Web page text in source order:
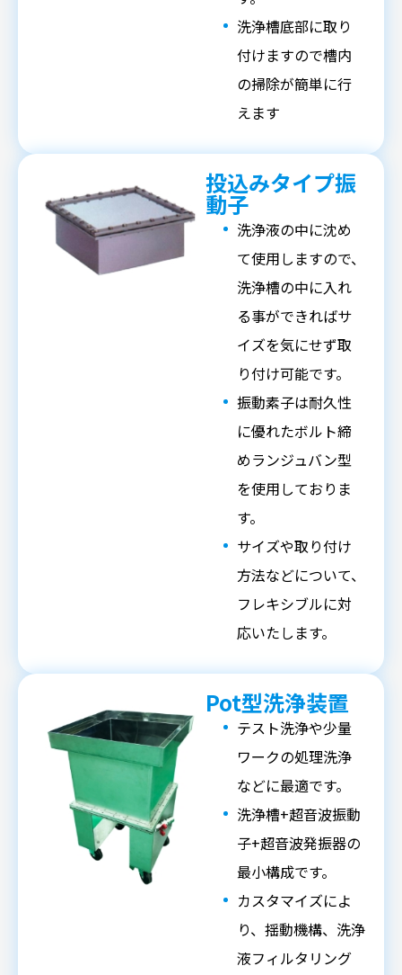
洗浄槽底部に取り
付けますので槽内
の掃除が簡単に行
えます
投込みタイプ振
動子
洗浄液の中に沈め
て使用しますので、
洗浄槽の中に入れ
る事ができればサ
イズを気にせず取
り付け可能です。
振動素子は耐久性
に優れたボルト締
めランジュバン型
を使用しておりま
す。
サイズや取り付け
方法などについて、
フレキシブルに対
応いたします。
Pot型洗浄装置
テスト洗浄や少量
ワークの処理洗浄
などに最適です。
洗浄槽+超音波振動
子+超音波発振器の
最小構成です。
カスタマイズによ
り、揺動機構、洗浄
液フィルタリング